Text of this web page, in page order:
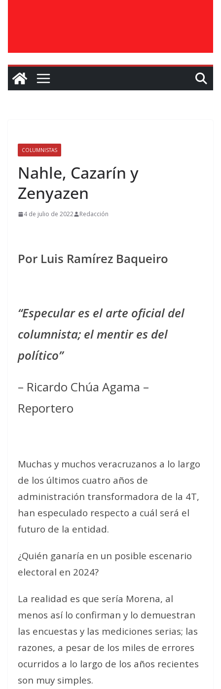
COLUMNISTAS
Nahle, Cazarín y
Zenyazen
4 de julio de 2022 Redacción
Por Luis Ramírez Baqueiro
“Especular es el arte oficial del
columnista; el mentir es del
político”
– Ricardo Chúa Agama –
Reportero
Muchas y muchos veracruzanos a lo largo
de los últimos cuatro años de
administración transformadora de la 4T,
han especulado respecto a cuál será el
futuro de la entidad.
¿Quién ganaría en un posible escenario
electoral en 2024?
La realidad es que sería Morena, al
menos así lo confirman y lo demuestran
las encuestas y las mediciones serias; las
razones, a pesar de los miles de errores
ocurridos a lo largo de los años recientes
son muy simples.